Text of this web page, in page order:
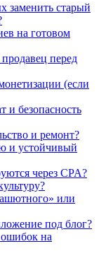
заменить старый
на готовом
перед
(если
и безопасность
и ремонт?
и устойчивый
через CPA?
или
под блог?
ошибок на